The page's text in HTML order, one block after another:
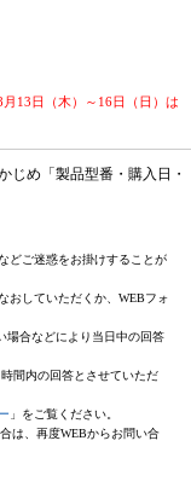
13日（木）～16日（日）は
じめ「製品型番・購入日・
どご迷惑をお掛けすることが
おしていただくか、WEBフォ
場合などにより当日中の回答
間内の回答とさせていただ
」をご覧ください。
は、再度WEBからお問い合